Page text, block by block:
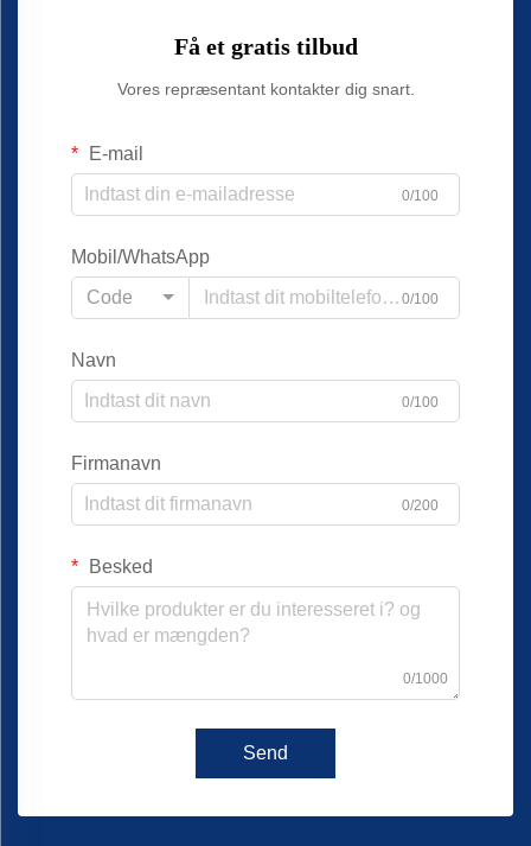
Få et gratis tilbud
Vores repræsentant kontakter dig snart.
E-mail
0/100
Mobil/WhatsApp
Code
0/100
Navn
0/100
Firmanavn
0/200
Besked
0/1000
Send